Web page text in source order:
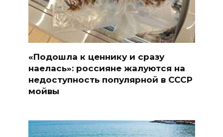
«Подошла к ценнику и сразу
наелась»: россияне жалуются на
недоступность популярной в СССР
мойвы